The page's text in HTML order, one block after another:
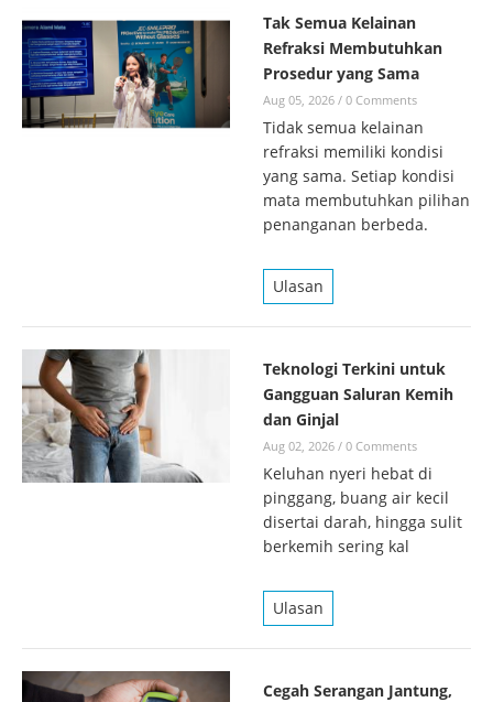
Tak Semua Kelainan
Refraksi Membutuhkan
Prosedur yang Sama
Aug 05, 2026 / 0 Comments
Tidak semua kelainan
refraksi memiliki kondisi
yang sama. Setiap kondisi
mata membutuhkan pilihan
penanganan berbeda.
Ulasan
Teknologi Terkini untuk
Gangguan Saluran Kemih
dan Ginjal
Aug 02, 2026 / 0 Comments
Keluhan nyeri hebat di
pinggang, buang air kecil
disertai darah, hingga sulit
berkemih sering kal
Ulasan
Cegah Serangan Jantung,